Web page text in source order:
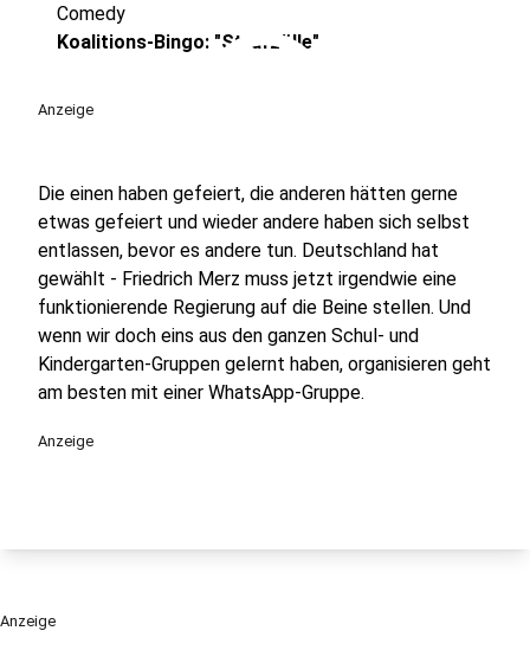
play_circle
Comedy
Koalitions-Bingo: "Strafzölle"
Anzeige
Die einen haben gefeiert, die anderen hätten gerne
etwas gefeiert und wieder andere haben sich selbst
entlassen, bevor es andere tun. Deutschland hat
gewählt - Friedrich Merz muss jetzt irgendwie eine
funktionierende Regierung auf die Beine stellen. Und
wenn wir doch eins aus den ganzen Schul- und
Kindergarten-Gruppen gelernt haben, organisieren geht
am besten mit einer WhatsApp-Gruppe.
Anzeige
Anzeige